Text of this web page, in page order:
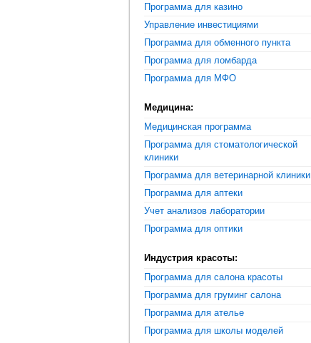
Программа для казино
Управление инвестициями
Программа для обменного пункта
Программа для ломбарда
Программа для МФО
Медицина:
Медицинская программа
Программа для стоматологической
клиники
Программа для ветеринарной клиники
Программа для аптеки
Учет анализов лаборатории
Программа для оптики
Индустрия красоты:
Программа для салона красоты
Программа для груминг салона
Программа для ателье
Программа для школы моделей